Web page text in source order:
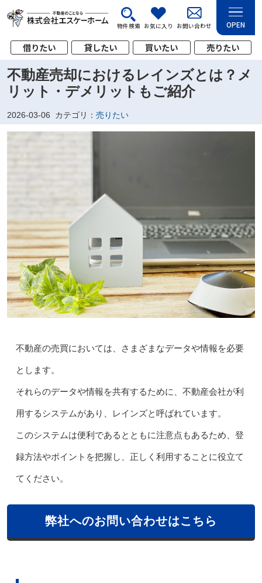
物件検索 お気に入り お問い合わせ OPEN
借りたい 貸したい 買いたい 売りたい
不動産売却におけるレインズとは？メ
リット・デメリットもご紹介
2026-03-06 カテゴリ： 売りたい
不動産の売買においては、さまざまなデータや情報を必要
とします。
それらのデータや情報を共有するために、不動産会社が利
用するシステムがあり、レインズと呼ばれています。
このシステムは便利であるとともに注意点もあるため、登
録方法やポイントを把握し、正しく利用することに役立て
てください。
弊社へのお問い合わせはこちら